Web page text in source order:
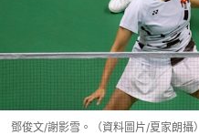
鄧俊文/謝影雪。（資料圖片/夏家朗攝）